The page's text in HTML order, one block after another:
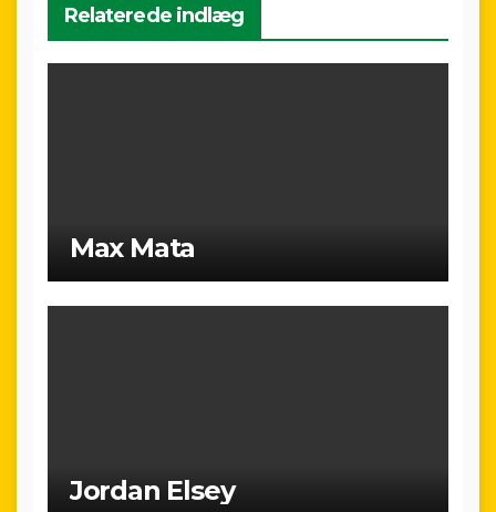
Relaterede indlæg
Max Mata
Jordan Elsey